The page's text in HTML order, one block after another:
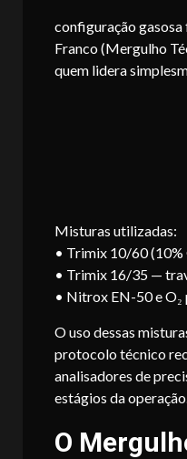
configuração gasosa
Franco (Mergulho
quem lidera
Misturas utilizadas:
• Trimix 10/60 (10%
• Trimix 16/35 —
• Nitrox EN-50 e O₂
O uso dessas
protocolo técnico
analisadores de
estágios da
O